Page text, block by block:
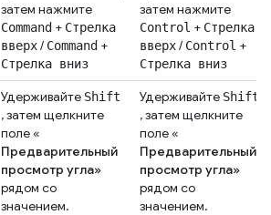
затем нажмите
Command + Стрелка
вверх/ Command +
Стрелка вниз
затем нажмите
Control + Стрелка
вверх/ Control +
Стрелка вниз
Удерживайте Shift
, затем щелкните
поле «
Предварительный
просмотр угла»
рядом со
значением.
Удерживайте Shift
, затем щелкните
поле «
Предварительный
просмотр угла»
рядом со
значением.